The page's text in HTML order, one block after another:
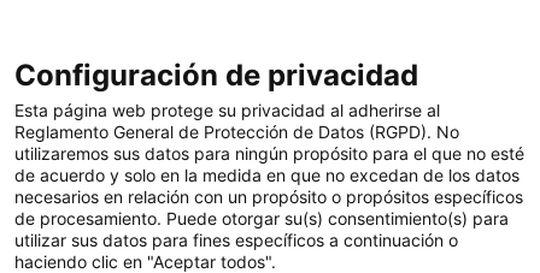
Configuración de privacidad
Esta página web protege su privacidad al adherirse al
Reglamento General de Protección de Datos (RGPD). No
utilizaremos sus datos para ningún propósito para el que no esté
de acuerdo y solo en la medida en que no excedan de los datos
necesarios en relación con un propósito o propósitos específicos
de procesamiento. Puede otorgar su(s) consentimiento(s) para
utilizar sus datos para fines específicos a continuación o
haciendo clic en "Aceptar todos".